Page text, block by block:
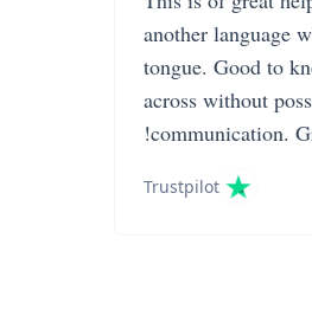
another language
tongue. Good to
across without
communication.
Trustpilot